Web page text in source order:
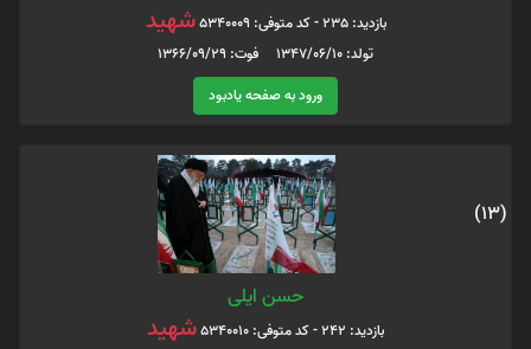
بازدید: 235 - کد متوفی: 5340009 شهید
تولد: 1347/06/10 فوت: 1366/09/29
ورود به صفحه یادبود
(13)
حسن ایلی
بازدید: 242 - کد متوفی: 5340010 شهید